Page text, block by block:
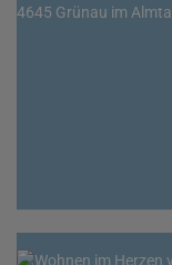
4645 Grünau im Almtal